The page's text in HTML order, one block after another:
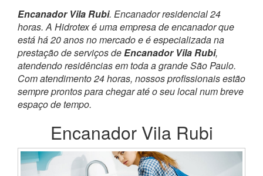
Encanador Vila Rubi. Encanador residencial 24
horas. A Hidrotex é uma empresa de encanador que
está há 20 anos no mercado e é especializada na
prestação de serviços deEncanador Vila Rubi,
atendendo residências em toda a grande São Paulo.
Com atendimento 24 horas, nossos profissionais estão
sempre prontos para chegar até o seu local num breve
espaço de tempo.
Encanador Vila Rubi